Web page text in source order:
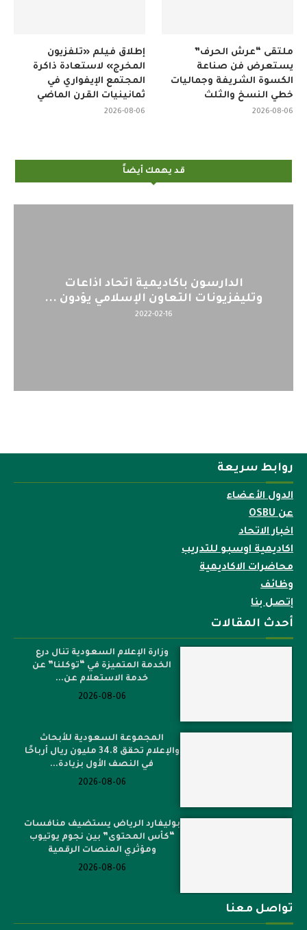
إطلاق فيلم «تلفزيون
المخرج» لاستعادة ذاكرة
المجتمع الإيفواري في
ثمانينيات القرن الماضي
2026-08-06
ملتقى “عرش الحرف”
يستعرض فن صناعة
الكسوة الشريفة وجماليات
خطي النسخ والثلث
2026-08-06
قد يهمك أيضاً
الدارسون باكاديمية اتحاد اذاعات
التعاون الإسلامي يؤدون ...
روابط سريعة
الدول الأعضاء
عن OSBU
اخبار الاتحاد
اكاديمية اوسبو للتدريب
محاضرات الاكاديمية
وظائف
إتصل بنا
أحدث المقالات
وزارة الإعلام السعودية تنال درع
الخدمة المتميزة في “توكلنا” عن
خدمة الاستعلام عن...
2026-08-06
المجموعة السعودية للأبحاث
والإعلام تحقق 34.8 مليون ريال أرباحًا
في النصف الأول بزيادة...
2026-08-06
بوليفارد الرياض يستضيف منافسات
“كأس المحتوى” بين نجوم يوتيوب
ومؤثري المنصات الرقمية
2026-08-06
تواصل معنا